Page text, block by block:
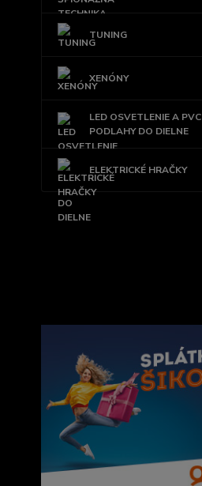
TUNING
XENÓNY
LED OSVETLENIE A PVC
PODLAHY DO DIELNE
ELEKTRICKÉ HRAČKY